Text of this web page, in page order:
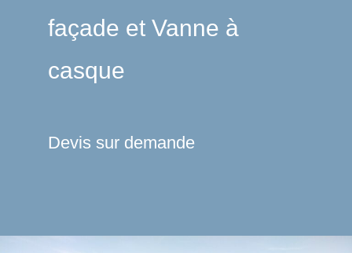
façade et Vanne à
casque
Devis sur demande